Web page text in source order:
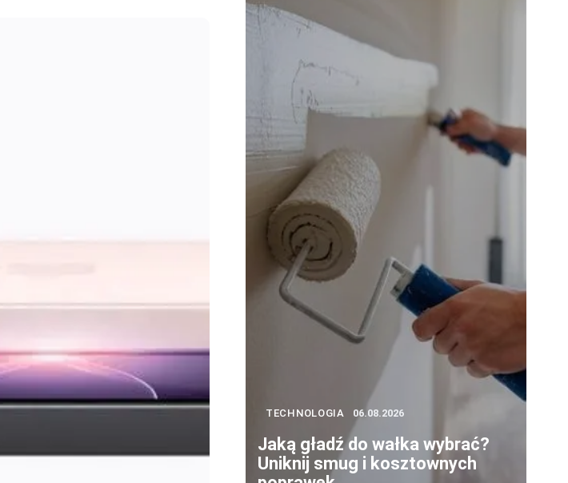
TECHNOLOGIA 06.08.2026
Jaką gładź do wałka wybrać?
Uniknij smug i kosztownych